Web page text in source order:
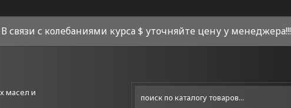
В связи с колебаниями курса $ уточняйте цену у менеджера!!!
масел и